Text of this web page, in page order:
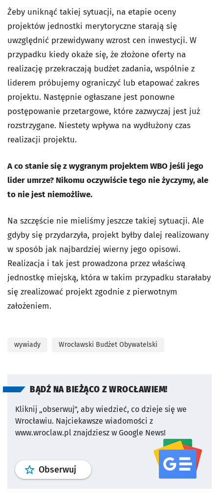
Żeby uniknąć takiej sytuacji, na etapie oceny
projektów jednostki merytoryczne starają się
uwzględnić przewidywany wzrost cen inwestycji. W
przypadku kiedy okaże się, że złożone oferty na
realizację przekraczają budżet zadania, wspólnie z
liderem próbujemy ograniczyć lub etapować zakres
projektu. Następnie ogłaszane jest ponowne
postępowanie przetargowe, które zazwyczaj jest już
rozstrzygane. Niestety wpływa na wydłużony czas
realizacji projektu.
A co stanie się z wygranym projektem WBO jeśli jego
lider umrze? Nikomu oczywiście tego nie życzymy, ale
to nie jest niemożliwe.
Na szczęście nie mieliśmy jeszcze takiej sytuacji. Ale
gdyby się przydarzyła, projekt byłby dalej realizowany
w sposób jak najbardziej wierny jego opisowi.
Realizacja i tak jest prowadzona przez właściwą
jednostkę miejską, która w takim przypadku starałaby
się zrealizować projekt zgodnie z pierwotnym
założeniem.
wywiady Wrocławski Budżet Obywatelski
BĄDŹ NA BIEŻĄCO Z WROCŁAWIEM!
Kliknij „obserwuj”, aby wiedzieć, co dzieje się we
Wrocławiu. Najciekawsze wiadomości z
www.wroclaw.pl znajdziesz w Google News!
Obserwuj profil serwisu